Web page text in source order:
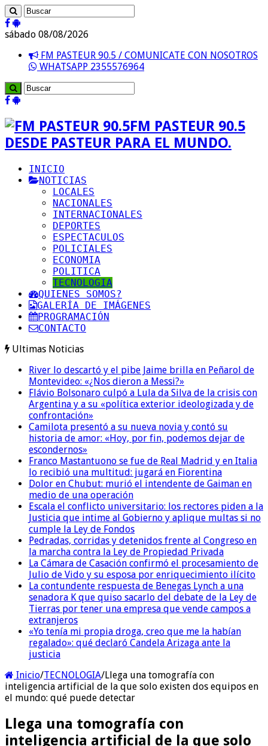
sábado 08/08/2026
FM PASTEUR 90.5 / COMUNICATE CON NOSOTROS
WHATSAPP 2355576964
FM PASTEUR 90.5
DESDE PASTEUR PARA EL MUNDO.
INICIO
NOTICIAS
LOCALES
NACIONALES
INTERNACIONALES
DEPORTES
ESPECTACULOS
POLICIALES
ECONOMIA
POLITICA
TECNOLOGIA
QUIENES SOMOS?
GALERÍA DE IMÁGENES
PROGRAMACIÓN
CONTACTO
Ultimas Noticias
River lo descartó y el pibe Jaime brilla en Peñarol de
Montevideo: «¿Nos dieron a Messi?»
Flávio Bolsonaro culpó a Lula da Silva de la crisis con
Argentina y a su «política exterior ideologizada y de
confrontación»
Camilota presentó a su nueva novia y contó su
historia de amor: «Hoy, por fin, podemos dejar de
escondernos»
Franco Mastantuono se fue de Real Madrid y en Italia
lo recibió una multitud: jugará en Fiorentina
Dolor en Chubut: murió el intendente de Gaiman en
medio de una operación
Escala el conflicto universitario: los rectores piden a la
Justicia que intime al Gobierno y aplique multas si no
cumple la Ley de Fondos
Pedradas, corridas y detenidos frente al Congreso en
la marcha contra la Ley de Propiedad Privada
La Cámara de Casación confirmó el procesamiento de
Julio de Vido y su esposa por enriquecimiento ilícito
La contundente respuesta de Benegas Lynch a una
senadora K que quiso sacarlo del debate de la Ley de
Tierras por tener una empresa que vende campos a
extranjeros
«Yo tenía mi propia droga, creo que me la habían
regalado»: qué declaró Candela Arizaga ante la
justicia
Inicio/TECNOLOGIA/Llega una tomografía con
inteligencia artificial de la que solo existen dos equipos en
el mundo: qué puede detectar
Llega una tomografía con
inteligencia artificial de la que solo